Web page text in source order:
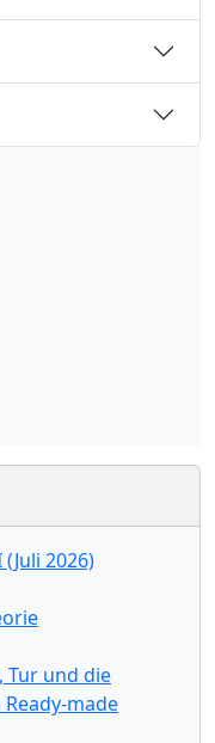
2026)
Tur und die
made